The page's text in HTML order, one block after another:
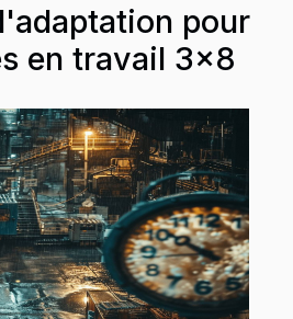
pour
en travail 3x8